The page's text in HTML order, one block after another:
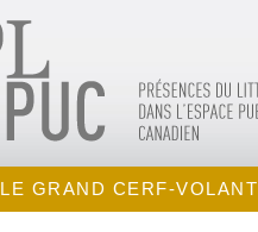
LE GRAND CERF-VOLANT